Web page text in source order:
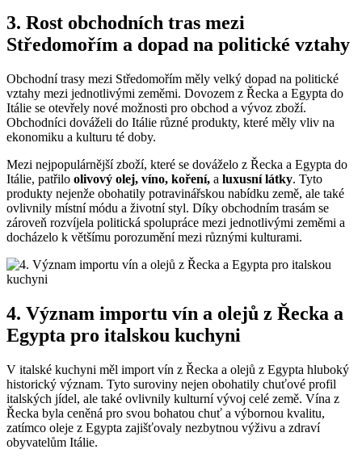
3. Rost obchodních tras mezi
Středomořím a dopad na politické vztahy
Obchodní trasy mezi Středomořím měly velký dopad na politické
vztahy mezi jednotlivými zeměmi. Dovozem z Řecka a Egypta do
Itálie se otevřely nové možnosti pro obchod a vývoz zboží.
Obchodníci dováželi do Itálie různé produkty, které měly vliv na
ekonomiku a kulturu té doby.
Mezi nejpopulárnější zboží, které se dováželo z Řecka a Egypta do
Itálie, patřilo olivový olej, víno, koření, a luxusní látky. Tyto
produkty nejenže obohatily potravinářskou nabídku země, ale také
ovlivnily místní módu a životní styl. Díky obchodním trasám se
zároveň rozvíjela politická spolupráce mezi jednotlivými zeměmi a
docházelo k většímu porozumění mezi různými kulturami.
4. Význam importu vín a olejů z Řecka a
Egypta pro italskou kuchyni
V italské kuchyni měl import vín z Řecka a olejů z Egypta hluboký
historický význam. Tyto suroviny nejen obohatily chuťové profil
italských jídel, ale také ovlivnily kulturní vývoj celé země. Vína z
Řecka byla ceněná pro svou bohatou chuť a výbornou kvalitu,
zatímco oleje z Egypta zajišťovaly nezbytnou výživu a zdraví
obyvatelům Itálie.